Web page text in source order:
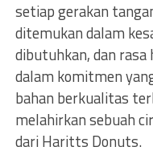
setiap gerakan
ditemukan dalam
dibutuhkan, dan
dalam komitmen
bahan berkualitas
melahirkan sebuah
dari Haritts Donuts.